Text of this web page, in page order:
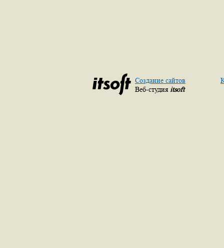
Создание сайтов
Веб-студия itsoft